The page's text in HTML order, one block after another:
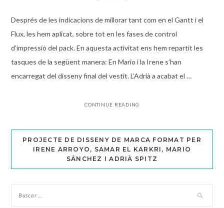
Després de les indicacions de millorar tant com en el Gantt i el
Flux, les hem aplicat, sobre tot en les fases de control
d’impressió del pack. En aquesta activitat ens hem repartit les
tasques de la següent manera: En Mario i la Irene s’han
encarregat del disseny final del vestit. L’Adrià a acabat el …
CONTINUE READING
PROJECTE DE DISSENY DE MARCA FORMAT PER
IRENE ARROYO, SAMAR EL KARKRI, MARIO
SÁNCHEZ I ADRIÀ SPITZ